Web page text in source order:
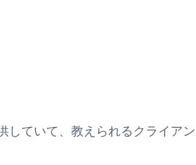
ていて、教えられるクライア